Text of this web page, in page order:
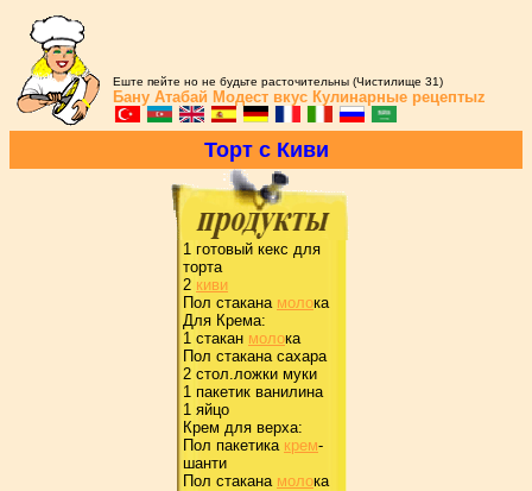
Еште пейте но не будьте расточительны (Чистилище 31)
Бану Атабай Модест вкус Кулинарные рецептыz
Тоpт с Киви
1 готовый кекс для
тоpта
2 киви
Пол стакана молока
Для Кpема:
1 стакан молока
Пол стакана сахаpа
2 стол.ложки муки
1 пакетик ванилина
1 яйцо
Кpем для веpха:
Пол пакетика кpем-
шанти
Пол стакана молока